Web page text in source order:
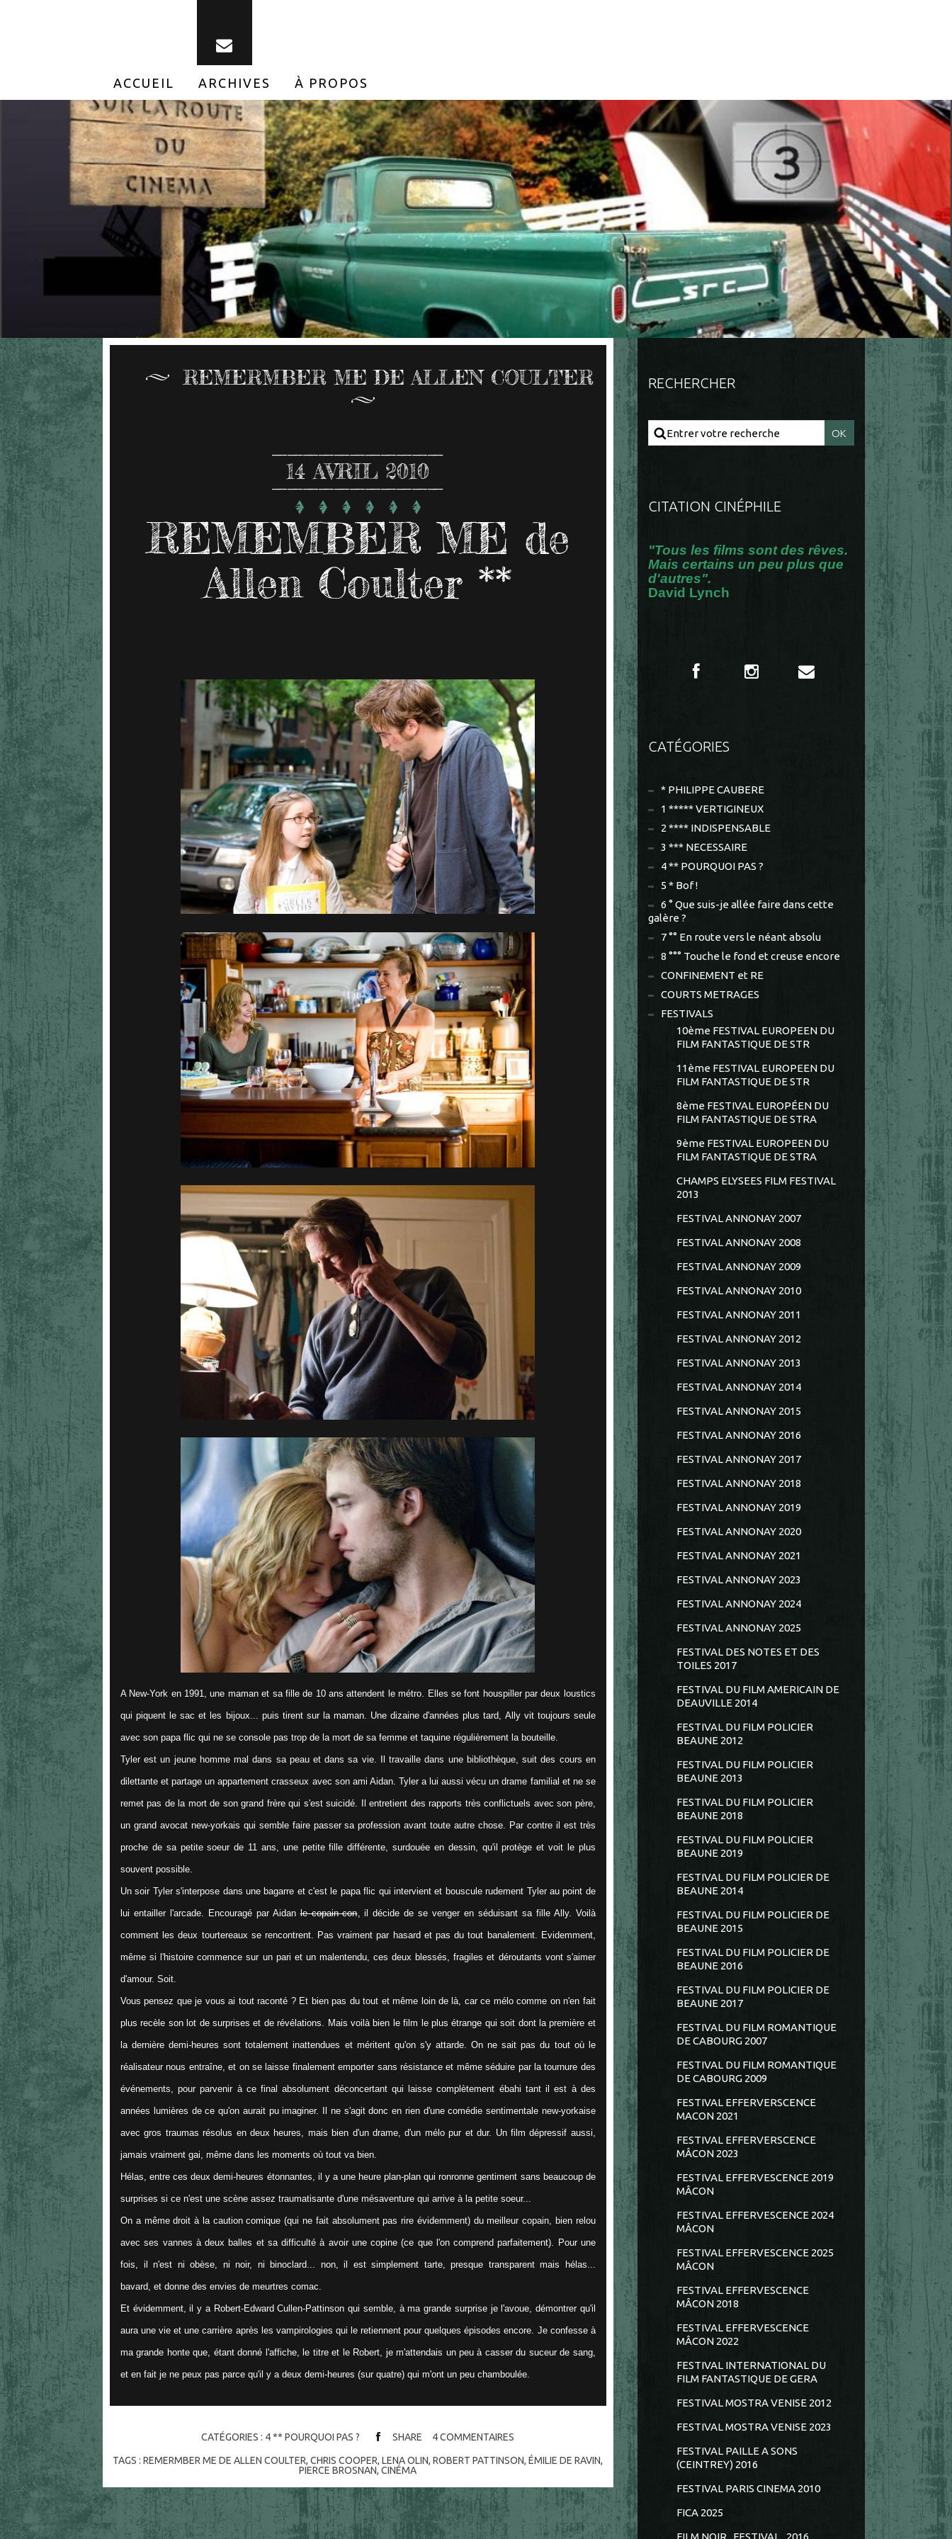
ACCUEIL ARCHIVES À PROPOS
REMERMBER ME DE ALLEN COULTER
14 AVRIL 2010
REMEMBER ME de
Allen Coulter **
A New-York en 1991, une maman et sa fille de 10 ans attendent le métro. Elles se font houspiller par deux loustics
qui piquent le sac et les bijoux... puis tirent sur la maman. Une dizaine d'années plus tard, Ally vit toujours seule
avec son papa flic qui ne se console pas trop de la mort de sa femme et taquine régulièrement la bouteille.
Tyler est un jeune homme mal dans sa peau et dans sa vie. Il travaille dans une bibliothèque, suit des cours en
dilettante et partage un appartement crasseux avec son ami Aidan. Tyler a lui aussi vécu un drame familial et ne se
remet pas de la mort de son grand frère qui s'est suicidé. Il entretient des rapports très conflictuels avec son père,
un grand avocat new-yorkais qui semble faire passer sa profession avant toute autre chose. Par contre il est très
proche de sa petite soeur de 11 ans, une petite fille différente, surdouée en dessin, qu'il protège et voit le plus
souvent possible.
Un soir Tyler s'interpose dans une bagarre et c'est le papa flic qui intervient et bouscule rudement Tyler au point de
lui entailler l'arcade. Encouragé par Aidanle copain con, il décide de se venger en séduisant sa fille Ally. Voilà
comment les deux tourtereaux se rencontrent. Pas vraiment par hasard et pas du tout banalement. Evidemment,
même si l'histoire commence sur un pari et un malentendu, ces deux blessés, fragiles et déroutants vont s'aimer
d'amour. Soit.
Vous pensez que je vous ai tout raconté ? Et bien pas du tout et même loin de là, car ce mélo comme on n'en fait
plus recèle son lot de surprises et de révélations. Mais voilà bien le film le plus étrange qui soit dont la première et
la dernière demi-heures sont totalement inattendues et méritent qu'on s'y attarde. On ne sait pas du tout où le
réalisateur nous entraîne, et on se laisse finalement emporter sans résistance et même séduire par la tournure des
événements, pour parvenir à ce final absolument déconcertant qui laisse complètement ébahi tant il est à des
années lumières de ce qu'on aurait pu imaginer. Il ne s'agit donc en rien d'une comédie sentimentale new-yorkaise
avec gros traumas résolus en deux heures, mais bien d'un drame, d'un mélo pur et dur. Un film dépressif aussi,
jamais vraiment gai, même dans les moments où tout va bien.
Hélas, entre ces deux demi-heures étonnantes, il y a une heure plan-plan qui ronronne gentiment sans beaucoup de
surprises si ce n'est une scène assez traumatisante d'une mésaventure qui arrive à la petite soeur...
On a même droit à la caution comique (qui ne fait absolument pas rire évidemment) du meilleur copain, bien relou
avec ses vannes à deux balles et sa difficulté à avoir une copine (ce que l'on comprend parfaitement). Pour une
fois, il n'est ni obèse, ni noir, ni binoclard... non, il est simplement tarte, presque transparent mais hélas...
bavard, et donne des envies de meurtres comac.
Et évidemment, il y a Robert-Edward Cullen-Pattinson qui semble, à ma grande surprise je l'avoue, démontrer qu'il
aura une vie et une carrière après les vampirologies qui le retiennent pour quelques épisodes encore. Je confesse à
ma grande honte que, étant donné l'affiche, le titre et le Robert, je m'attendais un peu à casser du suceur de sang,
et en fait je ne peux pas parce qu'il y a deux demi-heures (sur quatre) qui m'ont un peu chamboulée.
CATÉGORIES : 4 ** POURQUOI PAS ? SHARE 4 COMMENTAIRES
TAGS :REMERMBER ME DE ALLEN COULTER,CHRIS COOPER,LENA OLIN,ROBERT PATTINSON,ÉMILIE DE RAVIN,
PIERCE BROSNAN,CINÉMA
RECHERCHER
CITATION CINÉPHILE
"Tous les films sont des rêves.
Mais certains un peu plus que
d'autres".
David Lynch
CATÉGORIES
* PHILIPPE CAUBERE
1 ***** VERTIGINEUX
2 **** INDISPENSABLE
3 *** NECESSAIRE
4 ** POURQUOI PAS ?
5 * Bof !
6 ° Que suis-je allée faire dans cette
galère ?
7 °° En route vers le néant absolu
8 °°° Touche le fond et creuse encore
CONFINEMENT et RE
COURTS METRAGES
FESTIVALS
10ème FESTIVAL EUROPEEN DU
FILM FANTASTIQUE DE STR
11ème FESTIVAL EUROPEEN DU
FILM FANTASTIQUE DE STR
8ème FESTIVAL EUROPÉEN DU
FILM FANTASTIQUE DE STRA
9ème FESTIVAL EUROPEEN DU
FILM FANTASTIQUE DE STRA
CHAMPS ELYSEES FILM FESTIVAL
2013
FESTIVAL ANNONAY 2007
FESTIVAL ANNONAY 2008
FESTIVAL ANNONAY 2009
FESTIVAL ANNONAY 2010
FESTIVAL ANNONAY 2011
FESTIVAL ANNONAY 2012
FESTIVAL ANNONAY 2013
FESTIVAL ANNONAY 2014
FESTIVAL ANNONAY 2015
FESTIVAL ANNONAY 2016
FESTIVAL ANNONAY 2017
FESTIVAL ANNONAY 2018
FESTIVAL ANNONAY 2019
FESTIVAL ANNONAY 2020
FESTIVAL ANNONAY 2021
FESTIVAL ANNONAY 2023
FESTIVAL ANNONAY 2024
FESTIVAL ANNONAY 2025
FESTIVAL DES NOTES ET DES
TOILES 2017
FESTIVAL DU FILM AMERICAIN DE
DEAUVILLE 2014
FESTIVAL DU FILM POLICIER
BEAUNE 2012
FESTIVAL DU FILM POLICIER
BEAUNE 2013
FESTIVAL DU FILM POLICIER
BEAUNE 2018
FESTIVAL DU FILM POLICIER
BEAUNE 2019
FESTIVAL DU FILM POLICIER DE
BEAUNE 2014
FESTIVAL DU FILM POLICIER DE
BEAUNE 2015
FESTIVAL DU FILM POLICIER DE
BEAUNE 2016
FESTIVAL DU FILM POLICIER DE
BEAUNE 2017
FESTIVAL DU FILM ROMANTIQUE
DE CABOURG 2007
FESTIVAL DU FILM ROMANTIQUE
DE CABOURG 2009
FESTIVAL EFFERVERSCENCE
MACON 2021
FESTIVAL EFFERVERSCENCE
MÂCON 2023
FESTIVAL EFFERVESCENCE 2019
MÂCON
FESTIVAL EFFERVESCENCE 2024
MÂCON
FESTIVAL EFFERVESCENCE 2025
MÂCON
FESTIVAL EFFERVESCENCE
MÂCON 2018
FESTIVAL EFFERVESCENCE
MÂCON 2022
FESTIVAL INTERNATIONAL DU
FILM FANTASTIQUE DE GERA
FESTIVAL MOSTRA VENISE 2012
FESTIVAL MOSTRA VENISE 2023
FESTIVAL PAILLE A SONS
(CEINTREY) 2016
FESTIVAL PARIS CINEMA 2010
FICA 2025